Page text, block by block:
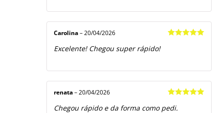
Carolina – 20/04/2026
Excelente! Chegou super rápido!
de 5
renata – 20/04/2026
Chegou rápido e da forma como pedi.